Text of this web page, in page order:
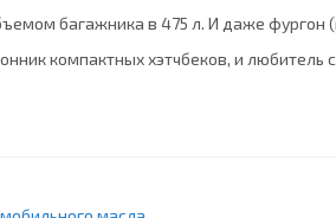
багажника в 475 л. И даже фургон
компактных хэтчбеков, и любитель